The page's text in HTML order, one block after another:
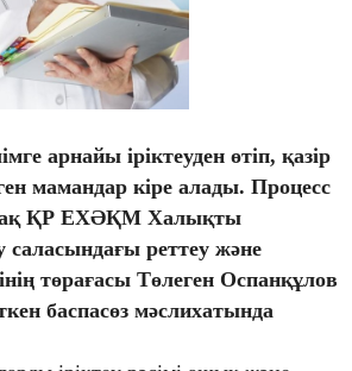
арнайы іріктеуден өтіп, қазір
мамандар кіре алады. Процесс
ҚР ЕХӘҚМ Халықты
саласындағы реттеу және
төрағасы Төлеген Оспанқұлов
баспасөз мәслихатында